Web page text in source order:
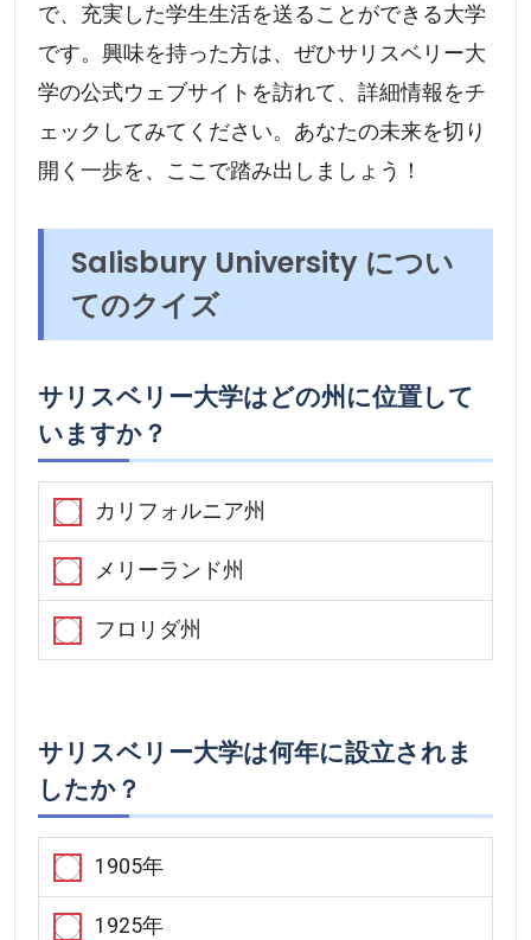
で、充実した学生生活を送ることができる大学
です。興味を持った方は、ぜひサリスベリー大
学の公式ウェブサイトを訪れて、詳細情報をチ
ェックしてみてください。あなたの未来を切り
開く一歩を、ここで踏み出しましょう！
Salisbury University につい
てのクイズ
サリスベリー大学はどの州に位置して
いますか？
カリフォルニア州
メリーランド州
フロリダ州
サリスベリー大学は何年に設立されま
したか？
1905年
1925年